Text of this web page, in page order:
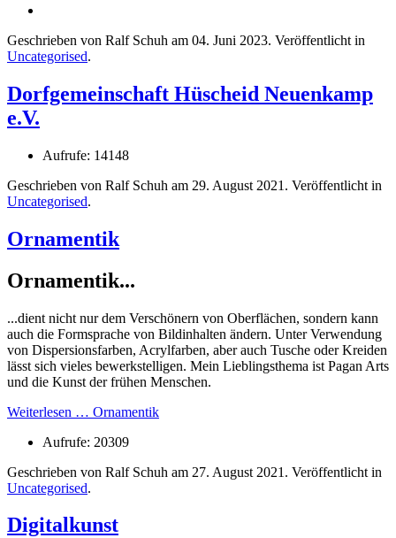
Geschrieben von Ralf Schuh am 04. Juni 2023. Veröffentlicht in
Uncategorised.
Dorfgemeinschaft Hüscheid Neuenkamp
e.V.
Aufrufe: 14148
Geschrieben von Ralf Schuh am 29. August 2021 . Veröffentlicht in
Uncategorised.
Ornamentik
Ornamentik...
...dient nicht nur dem Verschönern von Oberflächen, sondern kann
auch die Formsprache von Bildinhalten ändern. Unter Verwendung
von Dispersionsfarben, Acrylfarben, aber auch Tusche oder Kreiden
lässt sich vieles bewerkstelligen. Mein Lieblingsthema ist Pagan Arts
und die Kunst der frühen Menschen.
Weiterlesen … Ornamentik
Aufrufe: 20309
Geschrieben von Ralf Schuh am 27. August 2021 . Veröffentlicht in
Uncategorised.
Digitalkunst